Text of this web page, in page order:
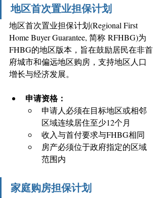
地区首次置业担保计划
地区首次置业担保计划(Regional First
Home Buyer Guarantee, 简称 RFHBG)为
FHBG的地区版本，旨在鼓励居民在非首
府城市和偏远地区购房，支持地区人口
增长与经济发展。
申请资格：
申请人必须在目标地区或相邻
区域连续居住至少12个月
收入与首付要求与FHBG相同
房产必须位于政府指定的区域
范围内
家庭购房担保计划